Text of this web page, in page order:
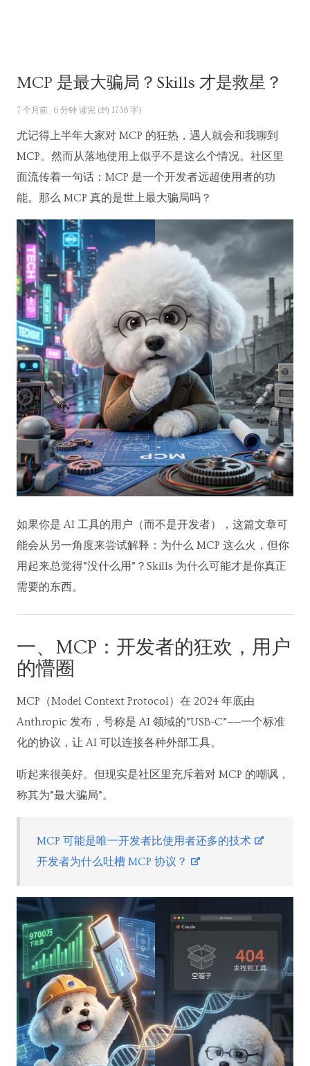
MCP 是最大骗局？Skills 才是救星？
7 个月前 6 分钟 读完 (约 1738 字)
尤记得上半年大家对 MCP 的狂热，遇人就会和我聊到
MCP。然而从落地使用上似乎不是这么个情况。社区里
面流传着一句话：MCP 是一个开发者远超使用者的功
能。那么 MCP 真的是世上最大骗局吗？
如果你是 AI 工具的用户（而不是开发者），这篇文章可
能会从另一角度来尝试解释：为什么 MCP 这么火，但你
用起来总觉得”没什么用”？Skills 为什么可能才是你真正
需要的东西。
一、MCP：开发者的狂欢，用户
的懵圈
MCP（Model Context Protocol）在 2024 年底由
Anthropic 发布，号称是 AI 领域的”USB-C”——一个标准
化的协议，让 AI 可以连接各种外部工具。
听起来很美好。但现实是社区里充斥着对 MCP 的嘲讽，
称其为”最大骗局”。
MCP 可能是唯一开发者比使用者还多的技术
开发者为什么吐槽 MCP 协议？